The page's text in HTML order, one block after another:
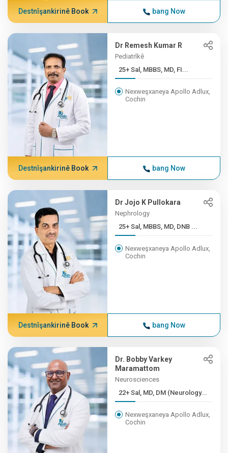
Destnîşankirinê Book bang Now
Dr Remesh Kumar R
Pediatrîkê
25+ Sal, MBBS, MD, FI...
Nexweşxaneya Apollo Adlux,
Cochin
Destnîşankirinê Book bang Now
Dr Jojo K Pullokara
Nephrology
25+ Sal, MBBS, MD, DNB ...
Nexweşxaneya Apollo Adlux,
Cochin
Destnîşankirinê Book bang Now
Dr. Bobby Varkey
Maramattom
Neurosciences
22+ Sal, MD, DM (Neurology...
Nexweşxaneya Apollo Adlux,
Cochin